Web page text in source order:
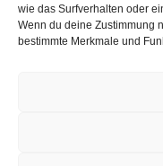
wie das Surfverhalten oder
Wenn du deine Zustimmung
bestimmte Merkmale und
Klicke